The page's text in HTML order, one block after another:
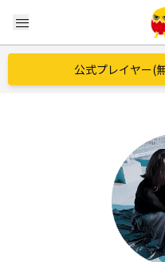
menu
公式プレイヤー(